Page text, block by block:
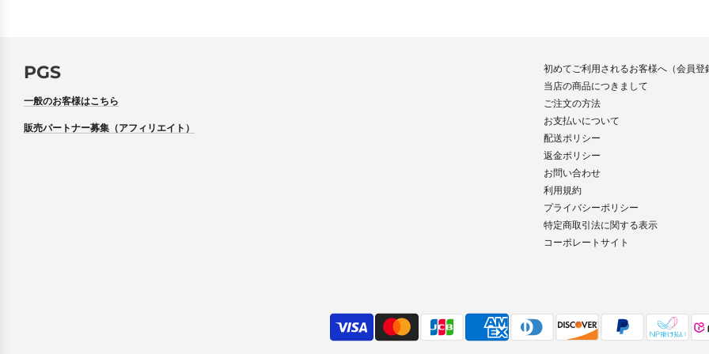
PGS
一般のお客様はこちら
販売パートナー募集（アフィリエイト）
初めてご利用されるお客様へ（会員登
当店の商品につきまして
ご注文の方法
お支払いについて
配送ポリシー
返金ポリシー
お問い合わせ
利用規約
プライバシーポリシー
特定商取引法に関する表示
コーポレートサイト